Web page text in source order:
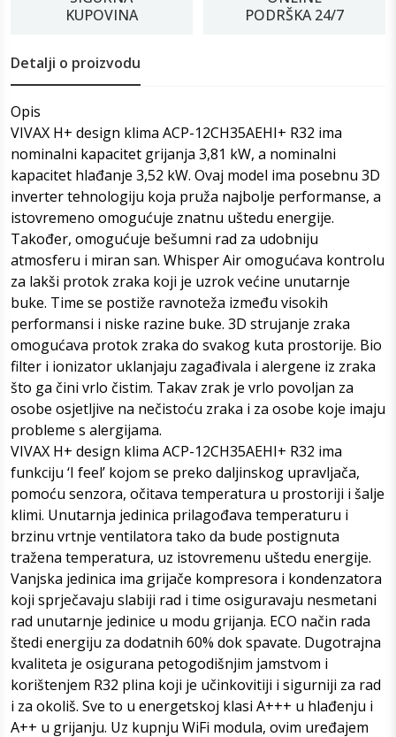
KUPOVINA
PODRŠKA 24/7
Detalji o proizvodu
Opis
VIVAX H+ design klima ACP-12CH35AEHI+ R32 ima
nominalni kapacitet grijanja 3,81 kW, a nominalni
kapacitet hlađanje 3,52 kW. Ovaj model ima posebnu 3D
inverter tehnologiju koja pruža najbolje performanse, a
istovremeno omogućuje znatnu uštedu energije.
Također, omogućuje bešumni rad za udobniju
atmosferu i miran san. Whisper Air omogućava kontrolu
za lakši protok zraka koji je uzrok većine unutarnje
buke. Time se postiže ravnoteža između visokih
performansi i niske razine buke. 3D strujanje zraka
omogućava protok zraka do svakog kuta prostorije. Bio
filter i ionizator uklanjaju zagađivala i alergene iz zraka
što ga čini vrlo čistim. Takav zrak je vrlo povoljan za
osobe osjetljive na nečistoću zraka i za osobe koje imaju
probleme s alergijama.
VIVAX H+ design klima ACP-12CH35AEHI+ R32 ima
funkciju ‘I feel’ kojom se preko daljinskog upravljača,
pomoću senzora, očitava temperatura u prostoriji i šalje
klimi. Unutarnja jedinica prilagođava temperaturu i
brzinu vrtnje ventilatora tako da bude postignuta
tražena temperatura, uz istovremenu uštedu energije.
Vanjska jedinica ima grijače kompresora i kondenzatora
koji sprječavaju slabiji rad i time osiguravaju nesmetani
rad unutarnje jedinice u modu grijanja. ECO način rada
štedi energiju za dodatnih 60% dok spavate. Dugotrajna
kvaliteta je osigurana petogodišnjim jamstvom i
korištenjem R32 plina koji je učinkovitiji i sigurniji za rad
i za okoliš. Sve to u energetskoj klasi A+++ u hlađenju i
A++ u grijanju. Uz kupnju WiFi modula, ovim uređajem